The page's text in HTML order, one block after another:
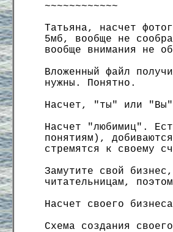
~~~~~~~~~~~~
Татьяна, насчет
5мб, вообще не
вообще внимания не
Вложенный файл
нужны. Понятно.
Насчет, "ты" или
Насчет "любимиц".
понятиям),
стремятся к своему
Замутите свой
читательницам,
Насчет своего
Схема создания